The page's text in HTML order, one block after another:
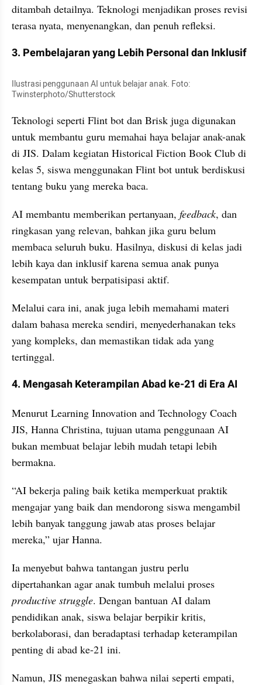
ditambah detailnya. Teknologi menjadikan proses revisi
terasa nyata, menyenangkan, dan penuh refleksi.
3. Pembelajaran yang Lebih Personal dan Inklusif
Ilustrasi penggunaan AI untuk belajar anak. Foto:
Twinsterphoto/Shutterstock
Teknologi seperti Flint bot dan Brisk juga digunakan
untuk membantu guru memahai haya belajar anak-anak
di JIS. Dalam kegiatan Historical Fiction Book Club di
kelas 5, siswa menggunakan Flint bot untuk berdiskusi
tentang buku yang mereka baca.
AI membantu memberikan pertanyaan, feedback, dan
ringkasan yang relevan, bahkan jika guru belum
membaca seluruh buku. Hasilnya, diskusi di kelas jadi
lebih kaya dan inklusif karena semua anak punya
kesempatan untuk berpatisipasi aktif.
Melalui cara ini, anak juga lebih memahami materi
dalam bahasa mereka sendiri, menyederhanakan teks
yang kompleks, dan memastikan tidak ada yang
tertinggal.
4. Mengasah Keterampilan Abad ke-21 di Era AI
Menurut Learning Innovation and Technology Coach
JIS, Hanna Christina, tujuan utama penggunaan AI
bukan membuat belajar lebih mudah tetapi lebih
bermakna.
“AI bekerja paling baik ketika memperkuat praktik
mengajar yang baik dan mendorong siswa mengambil
lebih banyak tanggung jawab atas proses belajar
mereka,” ujar Hanna.
Ia menyebut bahwa tantangan justru perlu
dipertahankan agar anak tumbuh melalui proses
productive struggle. Dengan bantuan AI dalam
pendidikan anak, siswa belajar berpikir kritis,
berkolaborasi, dan beradaptasi terhadap keterampilan
penting di abad ke-21 ini.
Namun, JIS menegaskan bahwa nilai seperti empati,